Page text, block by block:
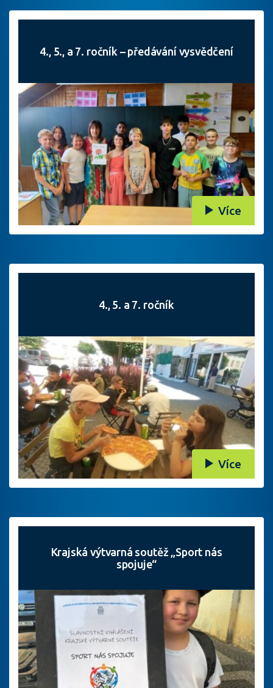
4., 5., a 7. ročník – předávání vysvědčení
Více
4., 5. a 7. ročník
Více
Krajská výtvarná soutěž „Sport nás
spojuje“